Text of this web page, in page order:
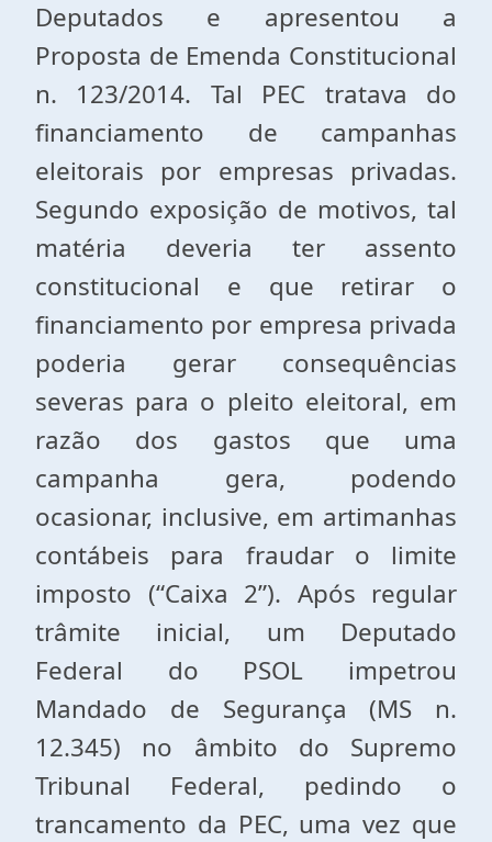
Deputados e apresentou a
Proposta de Emenda Constitucional
n. 123/2014. Tal PEC tratava do
financiamento de campanhas
eleitorais por empresas privadas.
Segundo exposição de motivos, tal
matéria deveria ter assento
constitucional e que retirar o
financiamento por empresa privada
poderia gerar consequências
severas para o pleito eleitoral, em
razão dos gastos que uma
campanha gera, podendo
ocasionar, inclusive, em artimanhas
contábeis para fraudar o limite
imposto (“Caixa 2”). Após regular
trâmite inicial, um Deputado
Federal do PSOL impetrou
Mandado de Segurança (MS n.
12.345) no âmbito do Supremo
Tribunal Federal, pedindo o
trancamento da PEC, uma vez que